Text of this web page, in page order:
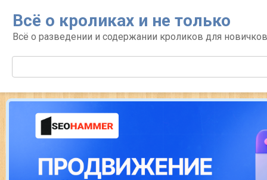
контенту
Всё о кроликах и не только
Всё о разведении и содержании кроликов для